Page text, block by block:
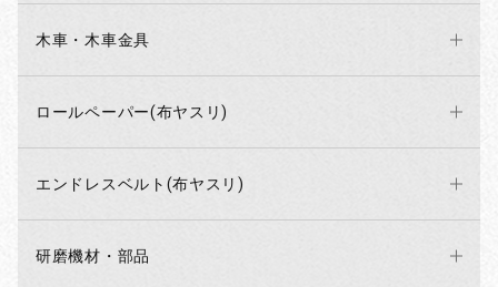
木車・木車金具
ロールペーパー(布ヤスリ)
エンドレスベルト(布ヤスリ)
研磨機材・部品